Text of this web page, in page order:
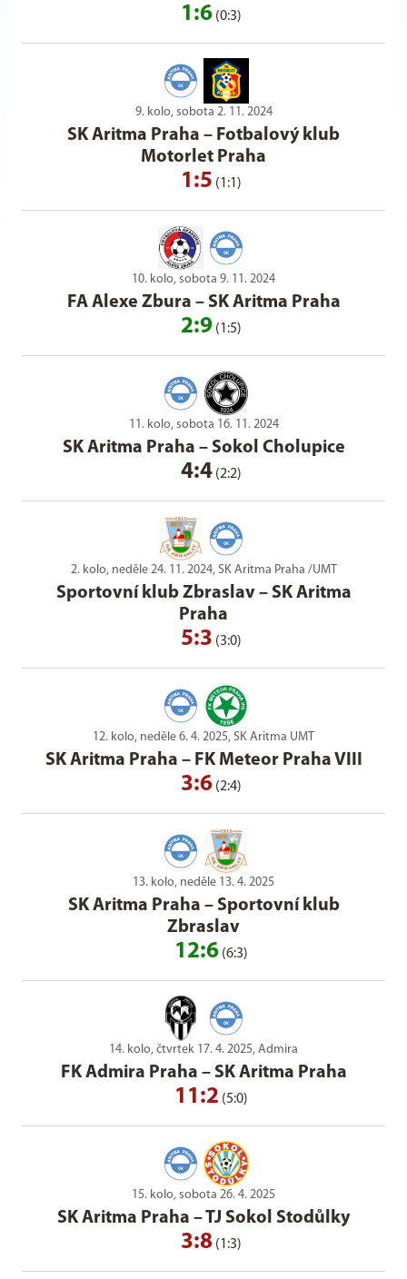
1:6 (0:3)
9. kolo, sobota 2. 11. 2024
SK Aritma Praha – Fotbalový klub
Motorlet Praha
1:5 (1:1)
10. kolo, sobota 9. 11. 2024
FA Alexe Zbura – SK Aritma Praha
2:9 (1:5)
11. kolo, sobota 16. 11. 2024
SK Aritma Praha – Sokol Cholupice
4:4 (2:2)
2. kolo, neděle 24. 11. 2024, SK Aritma Praha /UMT
Sportovní klub Zbraslav– SK Aritma
Praha
5:3 (3:0)
12. kolo, neděle 6. 4. 2025, SK Aritma UMT
SK Aritma Praha – FK Meteor Praha VIII
3:6 (2:4)
13. kolo, neděle 13. 4. 2025
SK Aritma Praha – Sportovní klub
Zbraslav
12:6 (6:3)
14. kolo, čtvrtek 17. 4. 2025, Admira
FK Admira Praha – SK Aritma Praha
11:2 (5:0)
15. kolo, sobota 26. 4. 2025
SK Aritma Praha –TJ Sokol Stodůlky
3:8 (1:3)